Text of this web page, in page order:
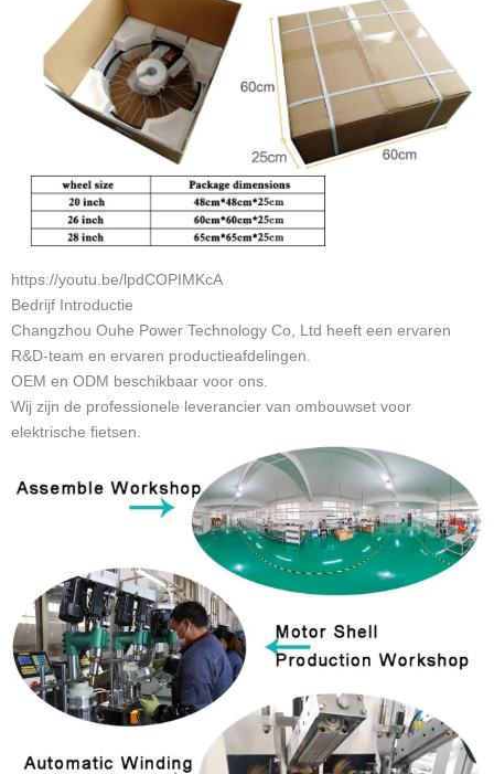
https://youtu.be/lpdCOPIMKcA
Bedrijf Introductie
Changzhou Ouhe Power Technology Co, Ltd heeft een ervaren
R&D-team en ervaren productieafdelingen.
OEM en ODM beschikbaar voor ons.
Wij zijn de professionele leverancier van ombouwset voor
elektrische fietsen.